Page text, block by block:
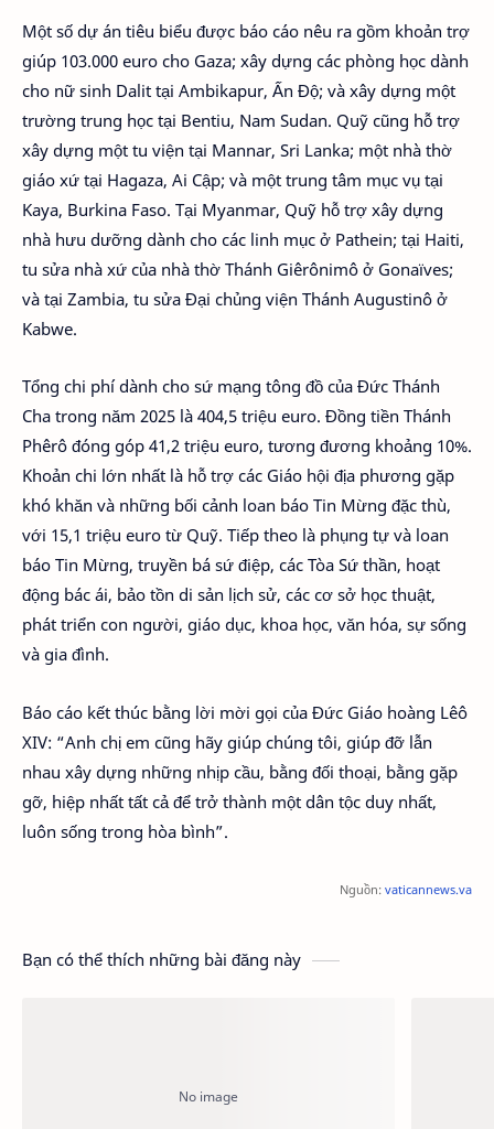
Một số dự án tiêu biểu được báo cáo nêu ra gồm khoản trợ
giúp 103.000 euro cho Gaza; xây dựng các phòng học dành
cho nữ sinh Dalit tại Ambikapur, Ấn Độ; và xây dựng một
trường trung học tại Bentiu, Nam Sudan. Quỹ cũng hỗ trợ
xây dựng một tu viện tại Mannar, Sri Lanka; một nhà thờ
giáo xứ tại Hagaza, Ai Cập; và một trung tâm mục vụ tại
Kaya, Burkina Faso. Tại Myanmar, Quỹ hỗ trợ xây dựng
nhà hưu dưỡng dành cho các linh mục ở Pathein; tại Haiti,
tu sửa nhà xứ của nhà thờ Thánh Giêrônimô ở Gonaïves;
và tại Zambia, tu sửa Đại chủng viện Thánh Augustinô ở
Kabwe.
Tổng chi phí dành cho sứ mạng tông đồ của Đức Thánh
Cha trong năm 2025 là 404,5 triệu euro. Đồng tiền Thánh
Phêrô đóng góp 41,2 triệu euro, tương đương khoảng 10%.
Khoản chi lớn nhất là hỗ trợ các Giáo hội địa phương gặp
khó khăn và những bối cảnh loan báo Tin Mừng đặc thù,
với 15,1 triệu euro từ Quỹ. Tiếp theo là phụng tự và loan
báo Tin Mừng, truyền bá sứ điệp, các Tòa Sứ thần, hoạt
động bác ái, bảo tồn di sản lịch sử, các cơ sở học thuật,
phát triển con người, giáo dục, khoa học, văn hóa, sự sống
và gia đình.
Báo cáo kết thúc bằng lời mời gọi của Đức Giáo hoàng Lêô
XIV: “Anh chị em cũng hãy giúp chúng tôi, giúp đỡ lẫn
nhau xây dựng những nhịp cầu, bằng đối thoại, bằng gặp
gỡ, hiệp nhất tất cả để trở thành một dân tộc duy nhất,
luôn sống trong hòa bình”.
Nguồn: vaticannews.va
Bạn có thể thích những bài đăng này